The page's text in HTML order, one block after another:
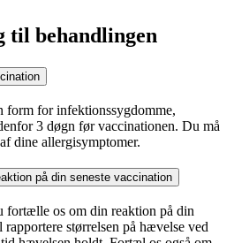
til behandlingen
form for infektionssygdomme,
3 døgn før vaccinationen. Du må
dine allergisymptomer.
på din seneste vaccination
fortælle os om din reaktion på din
størrelsen på hævelse ved